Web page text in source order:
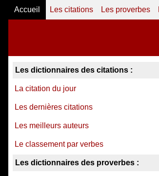
Accueil Les citations Les proverbes
Les dictionnaires des citations :
La citation du jour
Les dernières citations
Les meilleurs auteurs
Le classement par verbes
Les dictionnaires des proverbes :